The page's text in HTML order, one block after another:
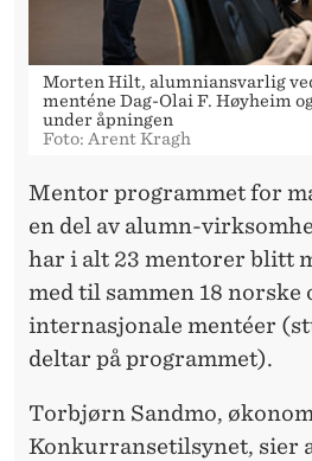
Morten Hilt, alumniansvarlig
menténe Dag-Olai F. Høyheim
under åpningen
Foto: Arent Kragh
Mentor programmet for
en del av alumn-
har i alt 23 mentorer blitt
med til sammen 18 norske
internasjonale mentéer
deltar på programmet).
Torbjørn Sandmo,
Konkurransetilsynet, sier